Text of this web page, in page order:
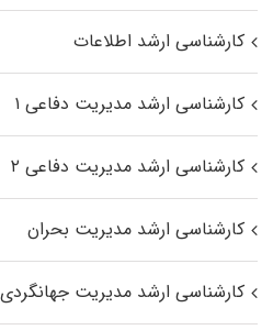
کارشناسی ارشد اطلاعات
کارشناسی ارشد مدیریت دفاعی ۱
کارشناسی ارشد مدیریت دفاعی ۲
کارشناسی ارشد مدیریت بحران
کارشناسی ارشد مدیریت جهانگردی